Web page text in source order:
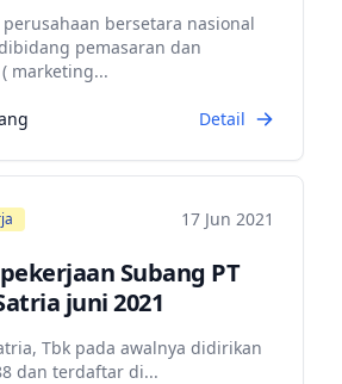
perusahaan bersetara nasional
pemasaran dan
marketing...
Detail
17 Jun 2021
Subang PT
juni 2021
Tbk pada awalnya didirikan
dan terdaftar di...